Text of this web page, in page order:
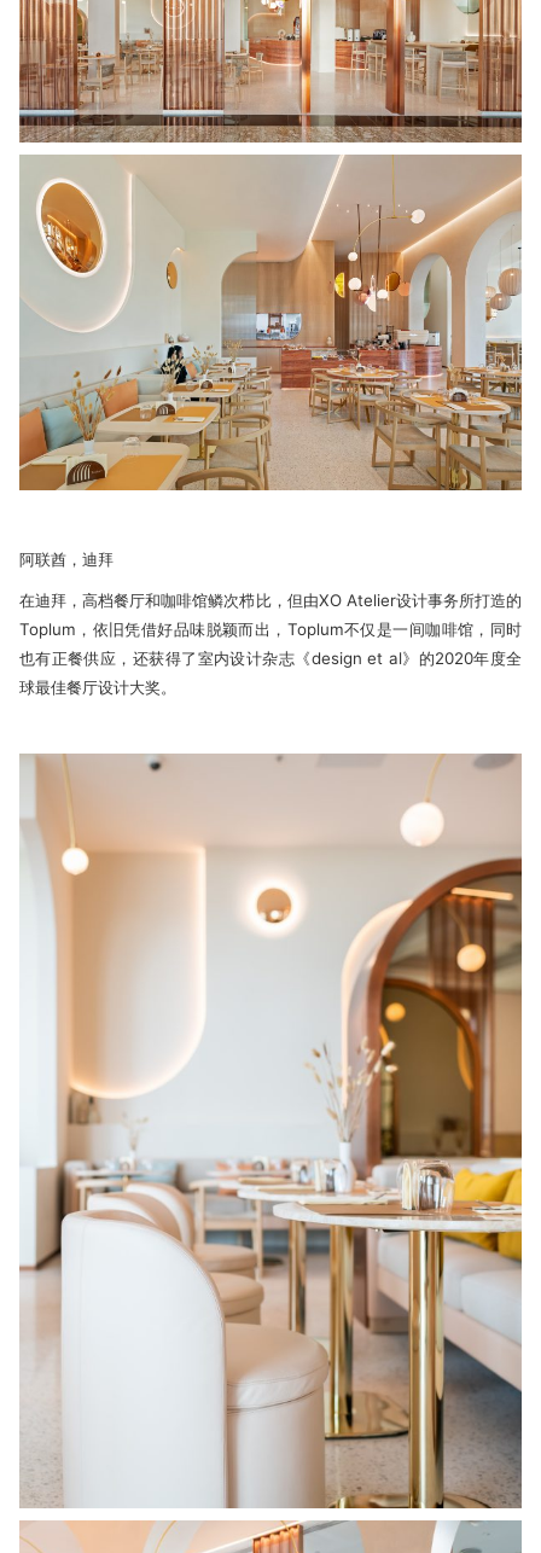
阿联酋，迪拜
在迪拜，高档餐厅和咖啡馆鳞次栉比，但由XO Atelier设计事务所打造的
Toplum，依旧凭借好品味脱颖而出，Toplum不仅是一间咖啡馆，同时
也有正餐供应，还获得了室内设计杂志《design et al》的2020年度全
球最佳餐厅设计大奖。